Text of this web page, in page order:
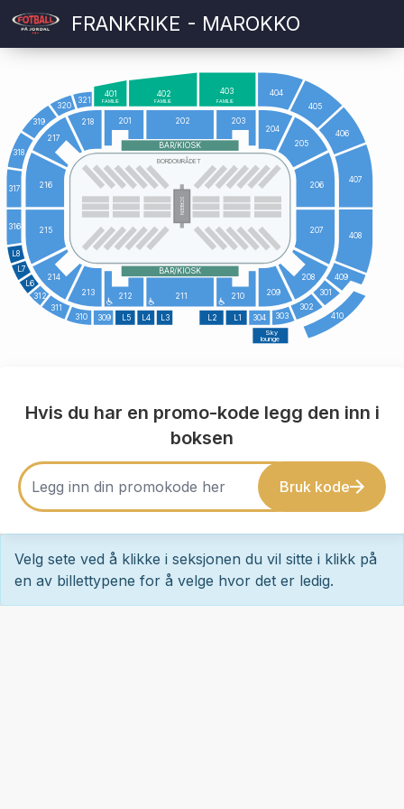
FRANKRIKE - MAROKKO
SCREEN
BORDOMRÅDET
301
302
303
304
L1
L2
L3
L4
L5
309
310
311
312
L6
L7
L8
316
317
318
319
320
321
Sky
lounge
401 402 403 404
405
406
407
408
409
410
FAMILIE FAMILIE
FAMILIE
201 202 203
204
205
206
207
208
209
210
211
212
213
214
215
216
217
218
BAR/KIOSK
BAR/KIOSK
Hvis du har en promo-kode legg den inn i
boksen
Bruk kode
Velg sete ved å klikke i seksjonen du vil sitte i klikk på
en av billettypene for å velge hvor det er ledig.